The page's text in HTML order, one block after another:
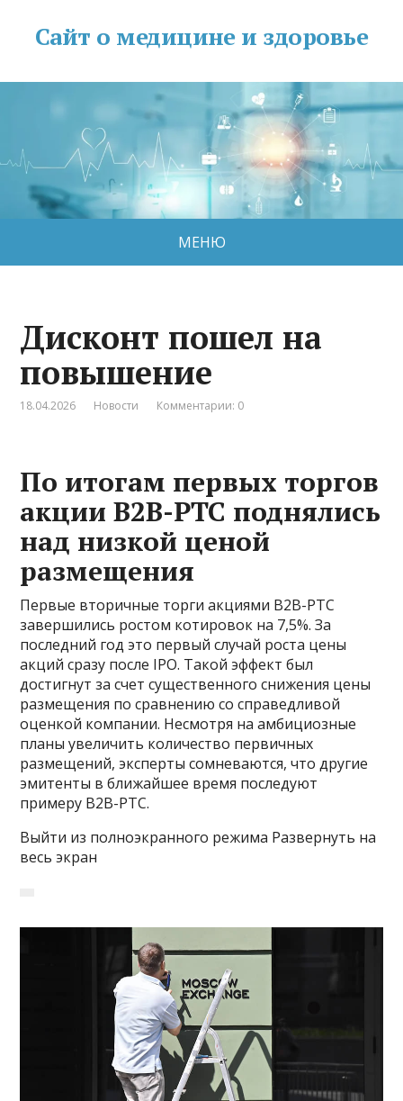
Сайт о медицине и здоровье
МЕНЮ
Дисконт пошел на
повышение
18.04.2026 Новости Комментарии: 0
По итогам первых торгов
акции В2В-РТС поднялись
над низкой ценой
размещения
Первые вторичные торги акциями В2В-РТС
завершились ростом котировок на 7,5%. За
последний год это первый случай роста цены
акций сразу после IPO. Такой эффект был
достигнут за счет существенного снижения цены
размещения по сравнению со справедливой
оценкой компании. Несмотря на амбициозные
планы увеличить количество первичных
размещений, эксперты сомневаются, что другие
эмитенты в ближайшее время последуют
примеру В2В-РТС.
Выйти из полноэкранного режима Развернуть на
весь экран